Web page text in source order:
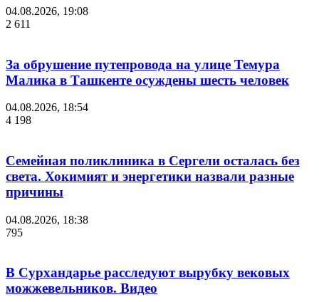
04.08.2026, 19:08
2 611
За обрушение путепровода на улице Темура
Малика в Ташкенте осуждены шесть человек
04.08.2026, 18:54
4 198
Семейная поликлиника в Сергели осталась без
света. Хокимият и энергетики назвали разные
причины
04.08.2026, 18:38
795
В Сурхандарье расследуют вырубку вековых
можжевельников. Видео